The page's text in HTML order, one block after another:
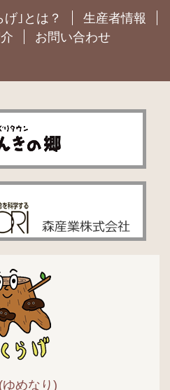
｣とは？
生産者情報
お問い合わせ
めなり)